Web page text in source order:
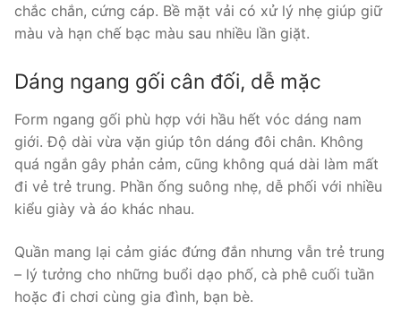
chắc chắn, cứng cáp. Bề mặt vải có xử lý nhẹ giúp giữ
màu và hạn chế bạc màu sau nhiều lần giặt.
Dáng ngang gối cân đối, dễ mặc
Form ngang gối phù hợp với hầu hết vóc dáng nam
giới. Độ dài vừa vặn giúp tôn dáng đôi chân. Không
quá ngắn gây phản cảm, cũng không quá dài làm mất
đi vẻ trẻ trung. Phần ống suông nhẹ, dễ phối với nhiều
kiểu giày và áo khác nhau.
Quần mang lại cảm giác đứng đắn nhưng vẫn trẻ trung
– lý tưởng cho những buổi dạo phố, cà phê cuối tuần
hoặc đi chơi cùng gia đình, bạn bè.